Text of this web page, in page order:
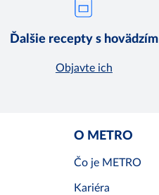
Ďalšie recepty s hovädzím
Objavte ich
O METRO
Čo je METRO
Kariéra